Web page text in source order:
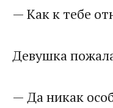
— Как к тебе
Девушка
— Да никак